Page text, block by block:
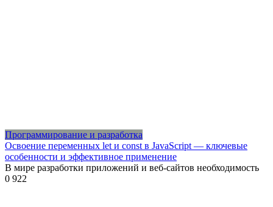
Программирование и разработка
Освоение переменных let и const в JavaScript — ключевые
особенности и эффективное применение
В мире разработки приложений и веб-сайтов необходимость
0 922